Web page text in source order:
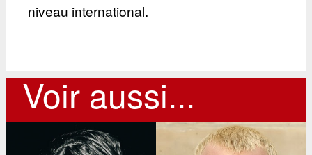
niveau international.
Voir aussi...